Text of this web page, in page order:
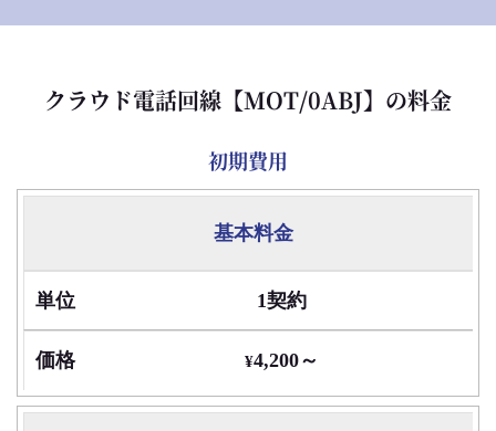
クラウド電話回線【MOT/0ABJ】の料金
初期費用
位
基本料金
1契約
¥4,200～